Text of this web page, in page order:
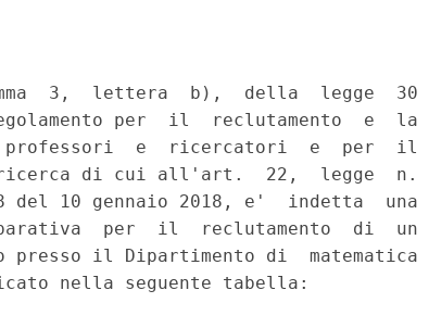
3,  lettera  b),  della  legge  30
per  il  reclutamento  e  la
professori  e  ricercatori  e  per  il
ricerca di cui all'art.  22,  legge  n.
8 del 10 gennaio 2018, e'  indetta  una
per  il  reclutamento  di  un
presso il Dipartimento di  matematica
nella seguente tabella: